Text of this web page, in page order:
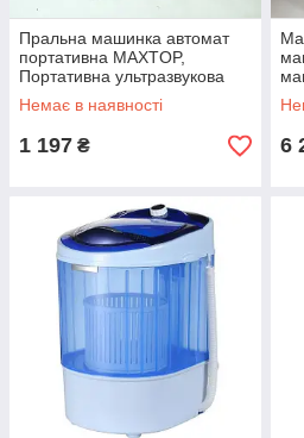
Пральна машинка автомат
портативна MAXTOP,
Портативна ультразвукова
пральна машина PO-78
Немає в наявності
1 197 ₴ 6